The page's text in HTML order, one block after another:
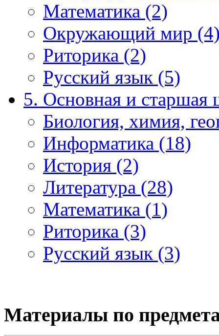
Математика (2)
Окружающий мир
Риторика (2)
Русский язык (5)
5. Основная и старшая
Биология, химия,
Информатика (18)
История (2)
Литература (28)
Математика (1)
Риторика (3)
Русский язык (3)
Материалы по